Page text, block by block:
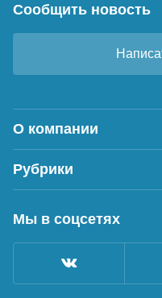
Сообщить новость
О компании
Рубрики
Мы в соцсетях